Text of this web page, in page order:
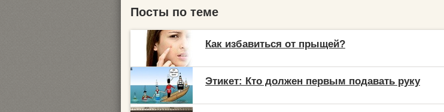
Посты по теме
Как избавиться от прыщей?
Этикет: Кто должен первым подавать руку